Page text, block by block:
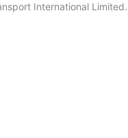
International Limited.